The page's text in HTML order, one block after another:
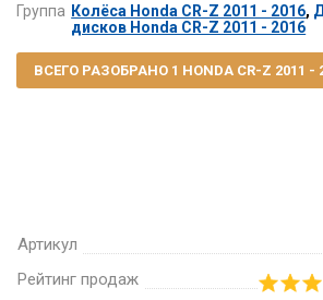
Артикул
Рейтинг продаж
Группа Колёса Honda CR-Z 2011 - 2016,
дисков Honda CR-Z 2011 - 2016
ВСЕГО РАЗОБРАНО 1 HONDA CR-Z 2011 -